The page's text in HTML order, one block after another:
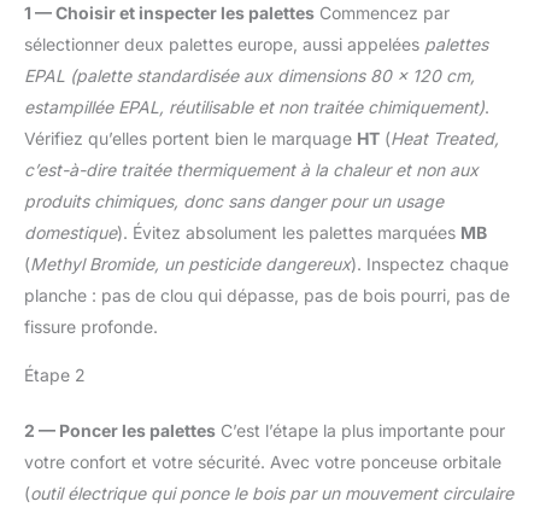
simple et pratique
【Design à double
usage】En outre, il est
petit part et le mettre à
un autre côté, vous
permettant de fixer ou de
traiter la pièce de manière
double. Pour les 2 mini
serres joints (120 mm),
vous devez desserrer la
vis et inverser la
le bouton rouge pour
inverser également la
mâchoire pour obtenir le
assurent une prise ferme
contre les dommages ; la
gâchette à une main
permet de libérer
instantanément la pince
Idéal pour serrer de
travailler dans des
espaces confinés
1 — Choisir et inspecter les palettes Commencez par
sélectionner deux palettes europe, aussi appelées palettes
EPAL (palette standardisée aux dimensions 80 x 120 cm,
estampillée EPAL, réutilisable et non traitée chimiquement).
Vérifiez qu’elles portent bien le marquage HT (Heat Treated,
c’est-à-dire traitée thermiquement à la chaleur et non aux
produits chimiques, donc sans danger pour un usage
domestique). Évitez absolument les palettes marquées MB
(Methyl Bromide, un pesticide dangereux). Inspectez chaque
planche : pas de clou qui dépasse, pas de bois pourri, pas de
fissure profonde.
Étape 2
2 — Poncer les palettes C’est l’étape la plus importante pour
votre confort et votre sécurité. Avec votre ponceuse orbitale
(outil électrique qui ponce le bois par un mouvement circulaire